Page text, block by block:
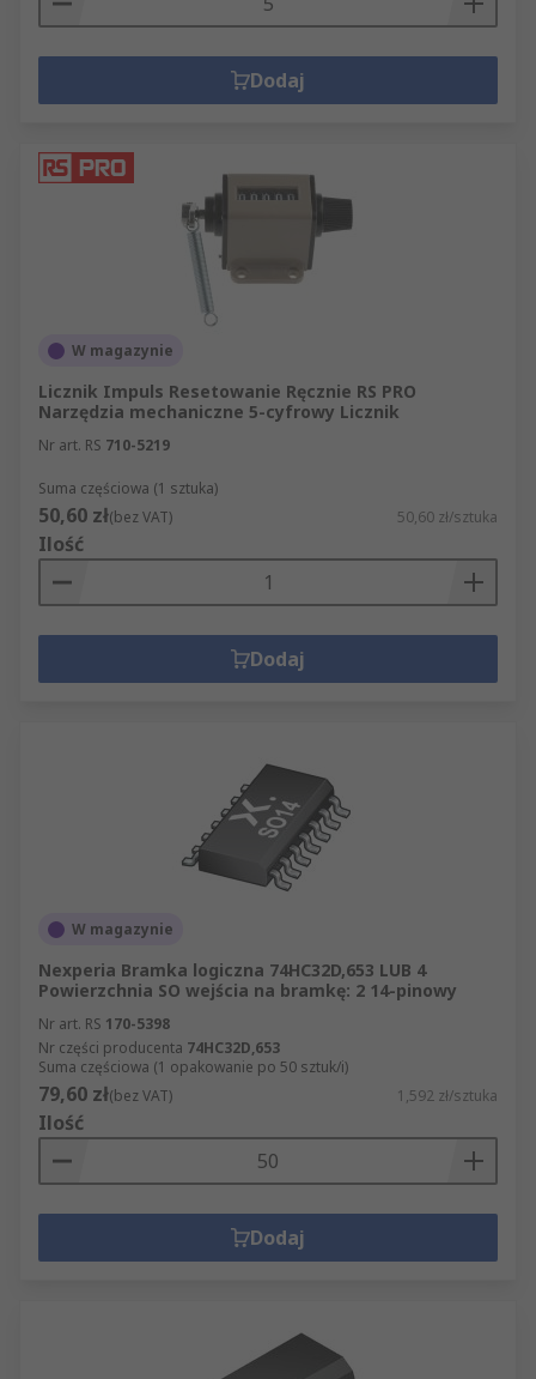
Dodaj
W magazynie
Licznik Impuls Resetowanie Ręcznie RS PRO
Narzędzia mechaniczne 5-cyfrowy Licznik
Nr art. RS 710-5219
Suma częściowa (1 sztuka)
50,60 zł(bez VAT) 50,60 zł/sztuka
Ilość
Dodaj
W magazynie
Nexperia Bramka logiczna 74HC32D,653 LUB 4
Powierzchnia SO wejścia na bramkę: 2 14-pinowy
Nr art. RS 170-5398
Nr części producenta 74HC32D,653
Suma częściowa (1 opakowanie po 50 sztuk/i)
79,60 zł(bez VAT) 1,592 zł/sztuka
Ilość
Dodaj